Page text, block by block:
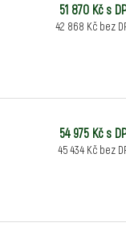
51 870 Kč s
42 868 Kč bez
54 975 Kč s
45 434 Kč bez